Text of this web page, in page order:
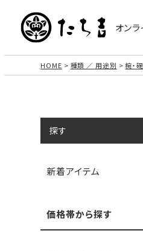
オン
HOME 種類 ／ 用途別 椀・
探す
新着アイテム
価格帯から探す